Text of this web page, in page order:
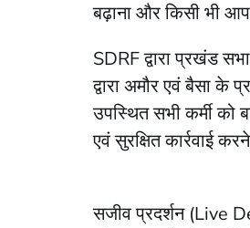
बढ़ाना और किसी भी
SDRF द्वारा प्रखंड
द्वारा अमौर एवं बैसा
उपस्थित सभी कर्मी को
एवं सुरक्षित कार्रवाई
सजीव प्रदर्शन (Live